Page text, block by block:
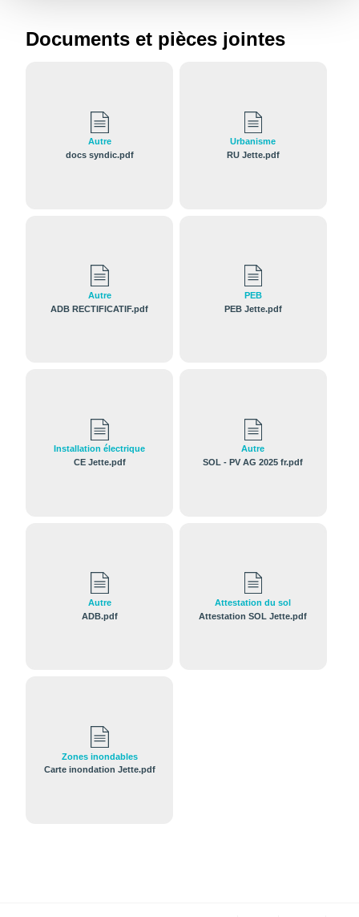
Documents et pièces jointes
Autre
docs syndic.pdf
Urbanisme
RU Jette.pdf
Autre
ADB RECTIFICATIF.pdf
PEB
PEB Jette.pdf
Installation électrique
CE Jette.pdf
Autre
SOL - PV AG 2025 fr.pdf
Autre
ADB.pdf
Attestation du sol
Attestation SOL Jette.pdf
Zones inondables
Carte inondation Jette.pdf